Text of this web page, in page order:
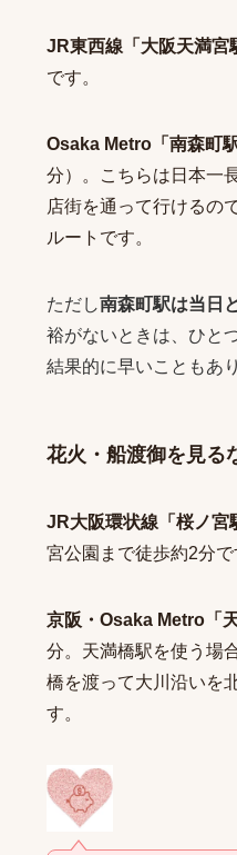
JR東西線「大阪天満宮
です。
Osaka Metro「南森町駅
分）。こちらは日本一
店街を通って行けるの
ルートです。
ただし南森町駅は当日
裕がないときは、ひと
結果的に早いこともあ
花火・船渡御を見る
JR大阪環状線「桜ノ宮
宮公園まで徒歩約2分で
京阪・Osaka Metro「
分。天満橋駅を使う場
橋を渡って大川沿いを
す。